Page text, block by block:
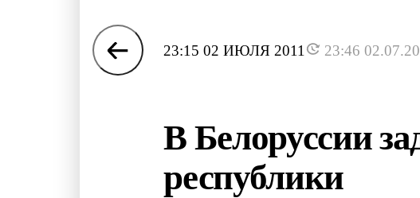
23:15 02 ИЮЛЯ 2011 23:46
В Белоруссии
республики